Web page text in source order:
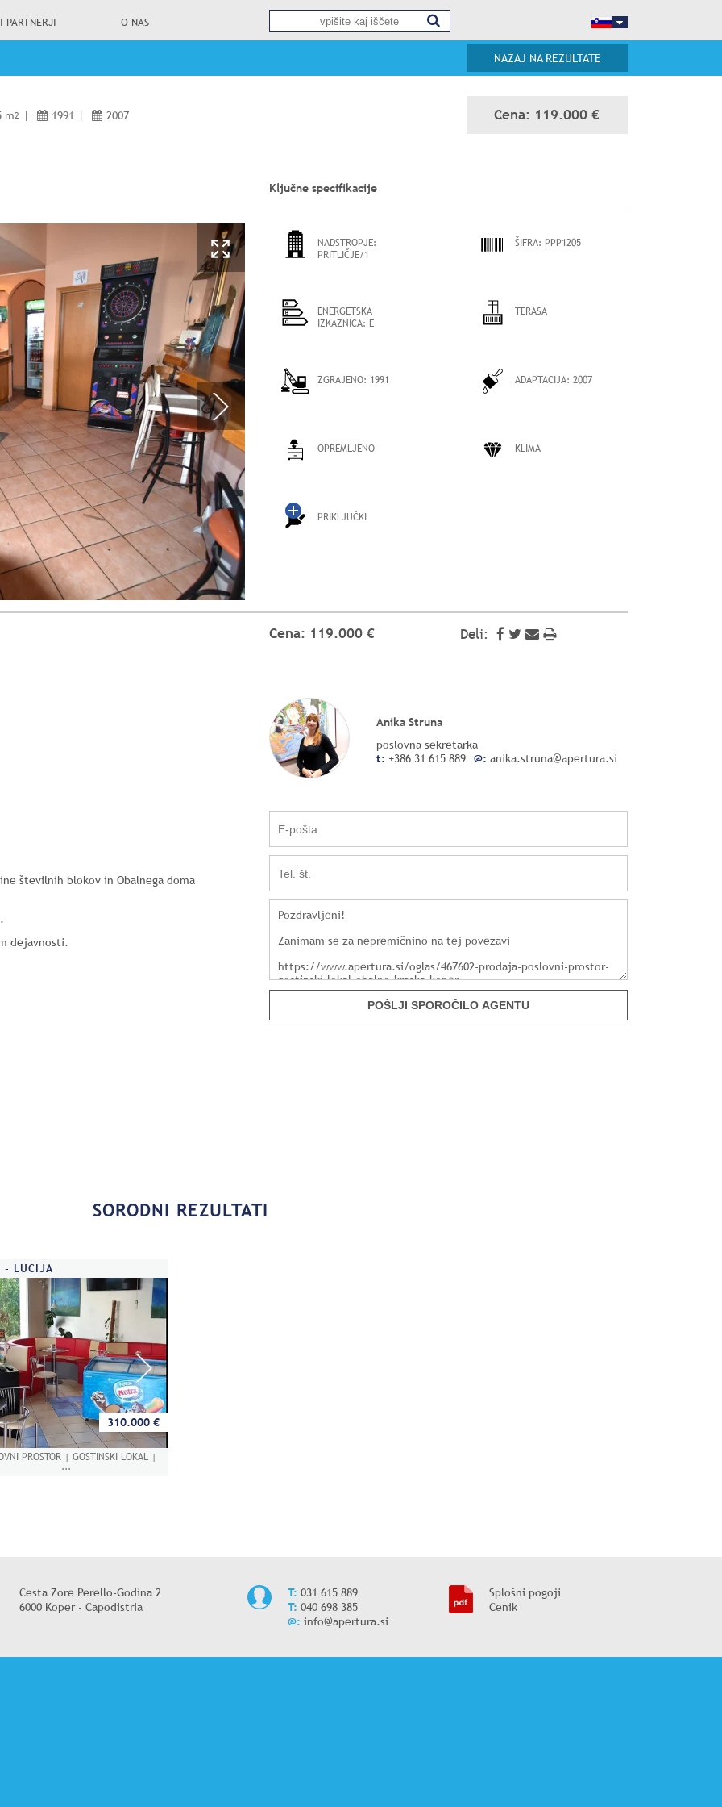
PARTNERJI O NAS
NAZAJ NA REZULTATE
m2 | 1991 | 2007 Cena: 119.000 €
Ključne specifikacije
NADSTROPJE:
PRITLIČJE/1
ŠIFRA: PPP1205
ENERGETSKA
IZKAZNICA: E
TERASA
ZGRAJENO: 1991 ADAPTACIJA: 2007
OPREMLJENO KLIMA
PRIKLJUČKI
številnih blokov in Obalnega doma
dejavnosti.
Cena: 119.000 € Deli:
Anika Struna
poslovna sekretarka
t:+386 31 615 889 @:anika.struna@apertura.si
POŠLJI SPOROČILO AGENTU
SORODNI REZULTATI
- LUCIJA
310.000 €
PROSTOR | GOSTINSKI LOKAL |
...
Cesta Zore Perello-Godina 2
6000 Koper - Capodistria
T: 031 615 889
T: 040 698 385
@: info@apertura.si
Splošni pogoji
Cenik